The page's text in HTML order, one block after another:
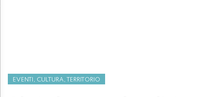
EVENTI, CULTURA, TERRITORIO